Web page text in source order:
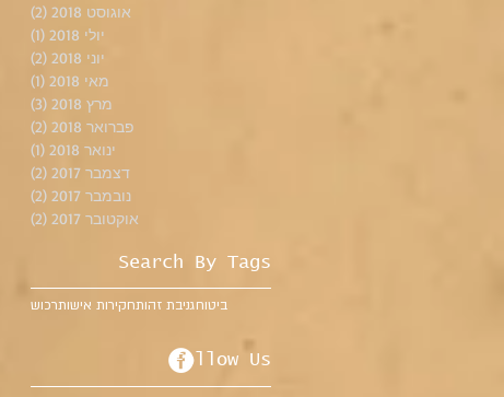
אוגוסט 2018
(2)
יולי 2018
(1)
יוני 2018
(2)
מאי 2018
(1)
מרץ 2018
(3)
פברואר 2018
(2)
ינואר 2018
(1)
דצמבר 2017
(2)
נובמבר 2017
(2)
אוקטובר 2017
(2)
Search By Tags
ביטוחגניבת זהותחקירות אישותרכוש
Follow Us